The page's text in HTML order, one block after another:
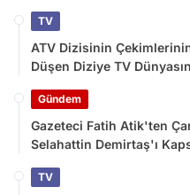
TV
ATV Dizisinin
Düşen Diziye TV
Gündem
Gazeteci Fatih Atik'ten
Selahattin Demirtaş'ı
TV